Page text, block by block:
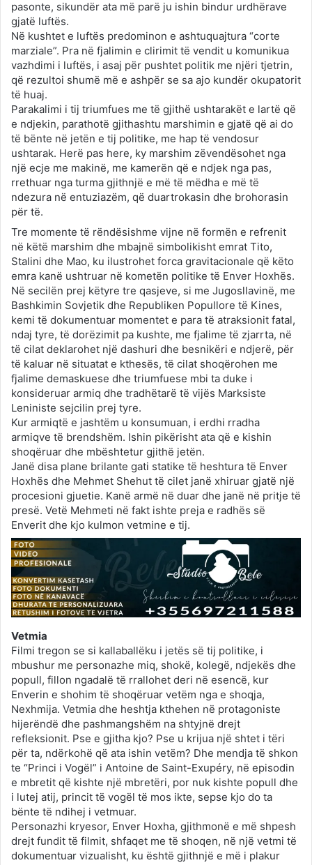
pasonte, sikundër ata më parë ju ishin bindur urdhërave
gjatë luftës.
Në kushtet e luftës predominon e ashtuquajtura “corte
marziale”. Pra në fjalimin e clirimit të vendit u komunikua
vazhdimi i luftës, i asaj për pushtet politik me njëri tjetrin,
që rezultoi shumë më e ashpër se sa ajo kundër okupatorit
të huaj.
Parakalimi i tij triumfues me të gjithë ushtarakët e lartë që
e ndjekin, parathotë gjithashtu marshimin e gjatë që ai do
të bënte në jetën e tij politike, me hap të vendosur
ushtarak. Herë pas here, ky marshim zëvendësohet nga
një ecje me makinë, me kamerën që e ndjek nga pas,
rrethuar nga turma gjithnjë e më të mëdha e më të
ndezura në entuziazëm, që duartrokasin dhe brohorasin
për të.
Tre momente të rëndësishme vijne në formën e refrenit
në këtë marshim dhe mbajnë simbolikisht emrat Tito,
Stalini dhe Mao, ku ilustrohet forca gravitacionale që këto
emra kanë ushtruar në kometën politike të Enver Hoxhës.
Në secilën prej këtyre tre qasjeve, si me Jugosllavinë, me
Bashkimin Sovjetik dhe Republiken Popullore të Kines,
kemi të dokumentuar momentet e para të atraksionit fatal,
ndaj tyre, të dorëzimit pa kushte, me fjalime të zjarrta, në
të cilat deklarohet një dashuri dhe besnikëri e ndjerë, për
të kaluar në situatat e kthesës, të cilat shoqërohen me
fjalime demaskuese dhe triumfuese mbi ta duke i
konsideruar armiq dhe tradhëtarë të vijës Marksiste
Leniniste sejcilin prej tyre.
Kur armiqtë e jashtëm u konsumuan, i erdhi rradha
armiqve të brendshëm. Ishin pikërisht ata që e kishin
shoqëruar dhe mbështetur gjithë jetën.
Janë disa plane brilante gati statike të heshtura të Enver
Hoxhës dhe Mehmet Shehut të cilet janë xhiruar gjatë një
procesioni gjuetie. Kanë armë në duar dhe janë në pritje të
presë. Vetë Mehmeti në fakt ishte preja e radhës së
Enverit dhe kjo kulmon vetmine e tij.
Vetmia
Filmi tregon se si kallaballëku i jetës së tij politike, i
mbushur me personazhe miq, shokë, kolegë, ndjekës dhe
popull, fillon ngadalë të rrallohet deri në esencë, kur
Enverin e shohim të shoqëruar vetëm nga e shoqja,
Nexhmija. Vetmia dhe heshtja kthehen në protagoniste
hijerëndë dhe pashmangshëm na shtyjnë drejt
refleksionit. Pse e gjitha kjo? Pse u krijua një shtet i tëri
për ta, ndërkohë që ata ishin vetëm? Dhe mendja të shkon
te “Princi i Vogël” i Antoine de Saint-Exupéry, në episodin
e mbretit që kishte një mbretëri, por nuk kishte popull dhe
i lutej atij, princit të vogël të mos ikte, sepse kjo do ta
bënte të ndihej i vetmuar.
Personazhi kryesor, Enver Hoxha, gjithmonë e më shpesh
drejt fundit të filmit, shfaqet me të shoqen, në një vetmi të
dokumentuar vizualisht, ku është gjithnjë e më i plakur